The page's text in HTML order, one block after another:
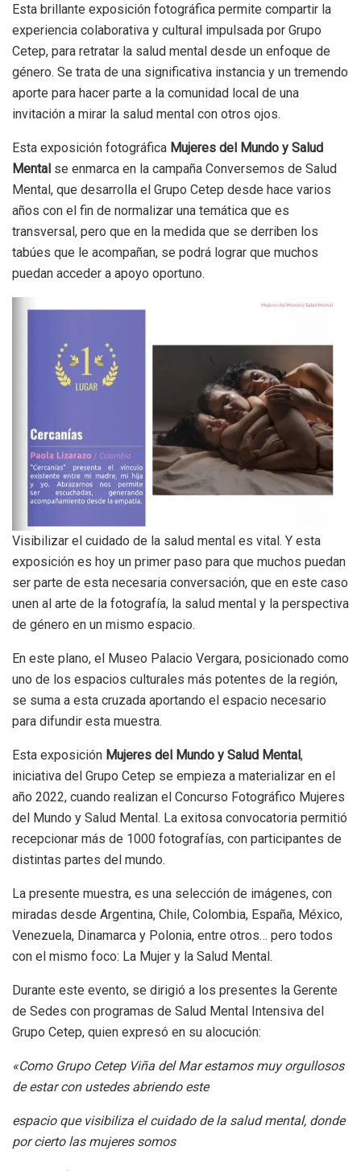
Esta brillante exposición fotográfica permite compartir la
experiencia colaborativa y cultural impulsada por Grupo
Cetep, para retratar la salud mental desde un enfoque de
género. Se trata de una significativa instancia y un tremendo
aporte para hacer parte a la comunidad local de una
invitación a mirar la salud mental con otros ojos.
Esta exposición fotográfica Mujeres del Mundo y Salud
Mental se enmarca en la campaña Conversemos de Salud
Mental, que desarrolla el Grupo Cetep desde hace varios
años con el fin de normalizar una temática que es
transversal, pero que en la medida que se derriben los
tabúes que le acompañan, se podrá lograr que muchos
puedan acceder a apoyo oportuno.
Visibilizar el cuidado de la salud mental es vital. Y esta
exposición es hoy un primer paso para que muchos puedan
ser parte de esta necesaria conversación, que en este caso
unen al arte de la fotografía, la salud mental y la perspectiva
de género en un mismo espacio.
En este plano, el Museo Palacio Vergara, posicionado como
uno de los espacios culturales más potentes de la región,
se suma a esta cruzada aportando el espacio necesario
para difundir esta muestra.
Esta exposición Mujeres del Mundo y Salud Mental,
iniciativa del Grupo Cetep se empieza a materializar en el
año 2022, cuando realizan el Concurso Fotográfico Mujeres
del Mundo y Salud Mental. La exitosa convocatoria permitió
recepcionar más de 1000 fotografías, con participantes de
distintas partes del mundo.
La presente muestra, es una selección de imágenes, con
miradas desde Argentina, Chile, Colombia, España, México,
Venezuela, Dinamarca y Polonia, entre otros… pero todos
con el mismo foco: La Mujer y la Salud Mental.
Durante este evento, se dirigió a los presentes la Gerente
de Sedes con programas de Salud Mental Intensiva del
Grupo Cetep, quien expresó en su alocución:
«Como Grupo Cetep Viña del Mar estamos muy orgullosos
de estar con ustedes abriendo este
espacio que visibiliza el cuidado de la salud mental, donde
por cierto las mujeres somos